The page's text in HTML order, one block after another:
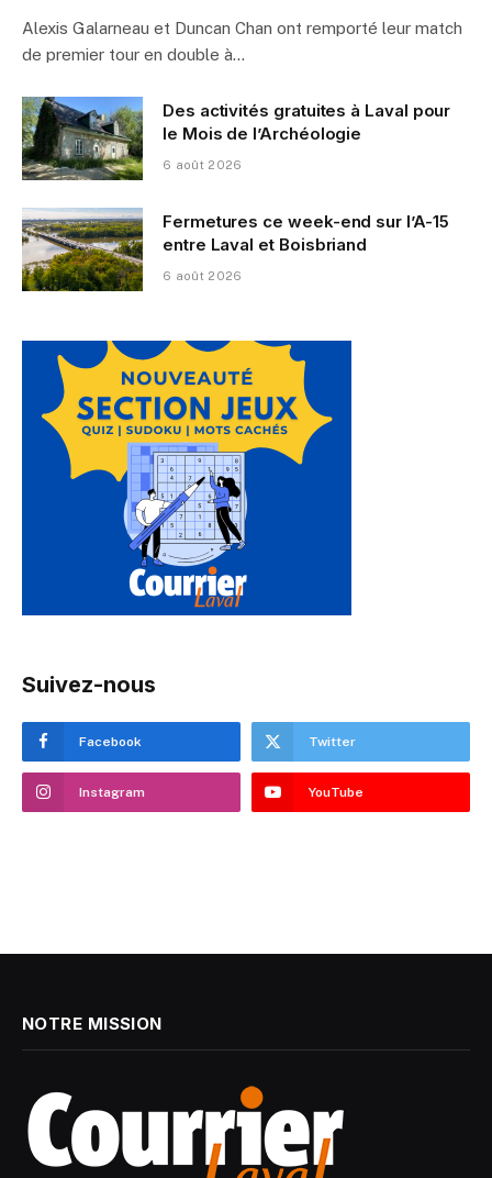
Alexis Galarneau et Duncan Chan ont remporté leur match
de premier tour en double à…
Des activités gratuites à Laval pour
le Mois de l’Archéologie
6 août 2026
Fermetures ce week-end sur l’A-15
entre Laval et Boisbriand
6 août 2026
Suivez-nous
Facebook Twitter
Instagram YouTube
NOTRE MISSION